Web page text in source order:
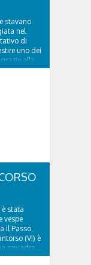
stavano
nel
di
uno dei
alla
è stata
vespe
il Passo
(VI) è
squadra